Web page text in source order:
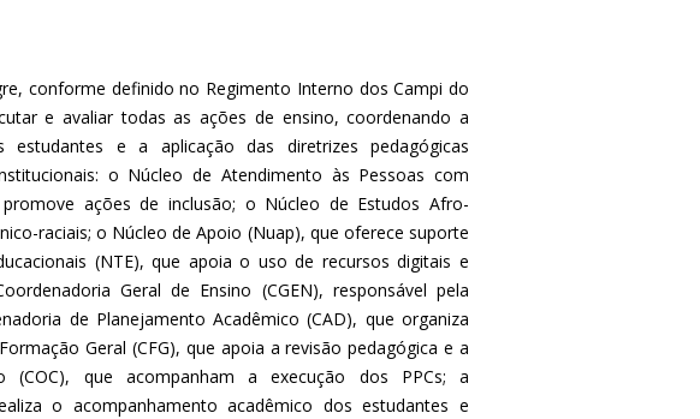
conforme definido no Regimento Interno dos Campi do
e avaliar todas as ações de ensino, coordenando a
e a aplicação das diretrizes pedagógicas
o Núcleo de Atendimento às Pessoas com
promove ações de inclusão; o Núcleo de Estudos Afro-
raciais; o Núcleo de Apoio (Nuap), que oferece suporte
(NTE), que apoia o uso de recursos digitais e
Geral de Ensino (CGEN), responsável pela
de Planejamento Acadêmico (CAD), que organiza
Geral (CFG), que apoia a revisão pedagógica e a
(COC), que acompanham a execução dos PPCs; a
o acompanhamento acadêmico dos estudantes e